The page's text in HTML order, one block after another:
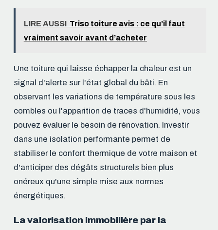
LIRE AUSSI Triso toiture avis : ce qu’il faut
vraiment savoir avant d’acheter
Une toiture qui laisse échapper la chaleur est un
signal d'alerte sur l'état global du bâti. En
observant les variations de température sous les
combles ou l'apparition de traces d'humidité, vous
pouvez évaluer le besoin de rénovation. Investir
dans une isolation performante permet de
stabiliser le confort thermique de votre maison et
d'anticiper des dégâts structurels bien plus
onéreux qu'une simple mise aux normes
énergétiques.
La valorisation immobilière par la